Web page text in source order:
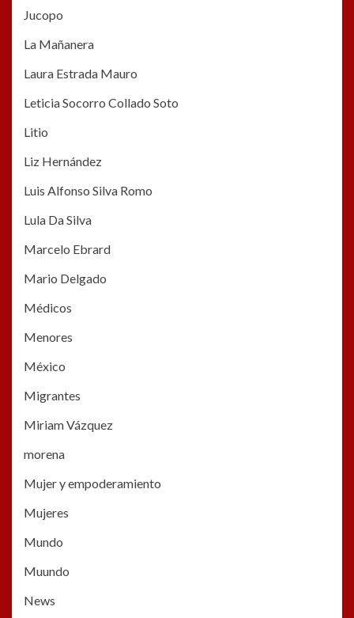
Jucopo
La Mañanera
Laura Estrada Mauro
Leticia Socorro Collado Soto
Litio
Liz Hernández
Luis Alfonso Silva Romo
Lula Da Silva
Marcelo Ebrard
Mario Delgado
Médicos
Menores
México
Migrantes
Miriam Vázquez
morena
Mujer y empoderamiento
Mujeres
Mundo
Muundo
News